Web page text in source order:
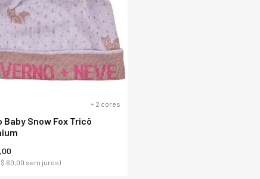
+ 2 cores
Baby Snow Fox Tricô
,00
60 00 sem juros)